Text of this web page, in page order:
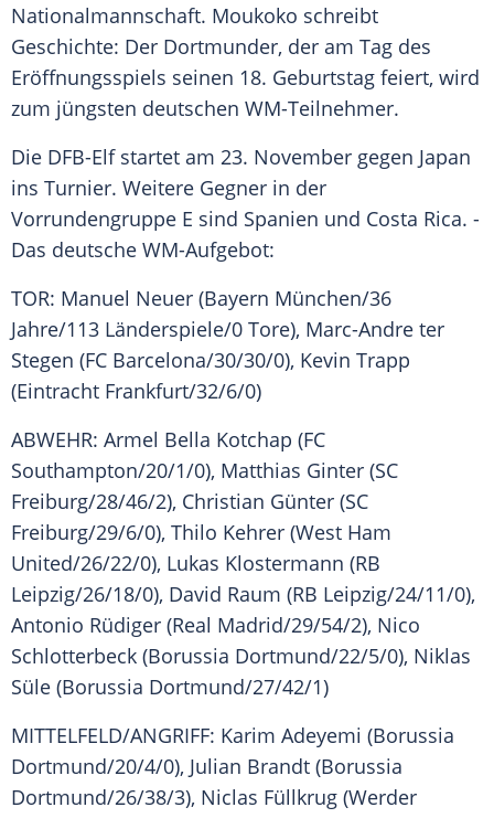
Nationalmannschaft. Moukoko schreibt
Geschichte: Der Dortmunder, der am Tag des
Eröffnungsspiels seinen 18. Geburtstag feiert, wird
zum jüngsten deutschen WM-Teilnehmer.
Die DFB-Elf startet am 23. November gegen Japan
ins Turnier. Weitere Gegner in der
Vorrundengruppe E sind Spanien und Costa Rica. -
Das deutsche WM-Aufgebot:
TOR: Manuel Neuer (Bayern München/36
Jahre/113 Länderspiele/0 Tore), Marc-Andre ter
Stegen (FC Barcelona/30/30/0), Kevin Trapp
(Eintracht Frankfurt/32/6/0)
ABWEHR: Armel Bella Kotchap (FC
Southampton/20/1/0), Matthias Ginter (SC
Freiburg/28/46/2), Christian Günter (SC
Freiburg/29/6/0), Thilo Kehrer (West Ham
United/26/22/0), Lukas Klostermann (RB
Leipzig/26/18/0), David Raum (RB Leipzig/24/11/0),
Antonio Rüdiger (Real Madrid/29/54/2), Nico
Schlotterbeck (Borussia Dortmund/22/5/0), Niklas
Süle (Borussia Dortmund/27/42/1)
MITTELFELD/ANGRIFF: Karim Adeyemi (Borussia
Dortmund/20/4/0), Julian Brandt (Borussia
Dortmund/26/38/3), Niclas Füllkrug (Werder